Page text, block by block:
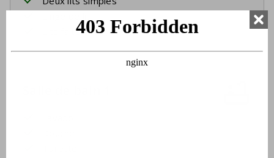
Lits faits à l'arrivée